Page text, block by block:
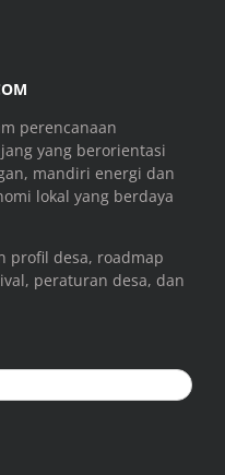
perencanaan
yang berorientasi
mandiri energi dan
lokal yang berdaya
profil desa, roadmap
peraturan desa, dan